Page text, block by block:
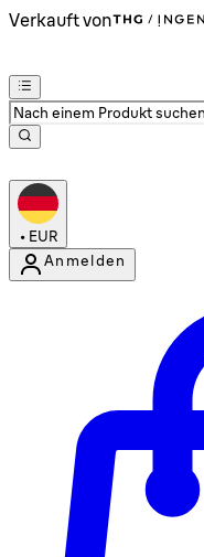
Verkauft von
• EUR
Anmelden